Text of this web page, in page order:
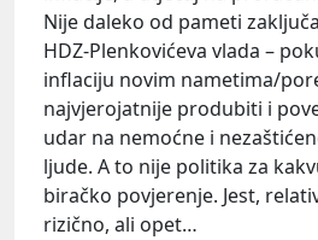
Nije daleko od pameti
HDZ-Plenkovićeva vlada –
inflaciju novim nametima/
najvjerojatnije produbiti i
udar na nemoćne i
ljude. A to nije politika za
biračko povjerenje. Jest,
rizično, ali opet…